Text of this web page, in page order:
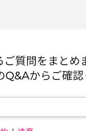
ご質問をまとめ
Q&Aからご確認